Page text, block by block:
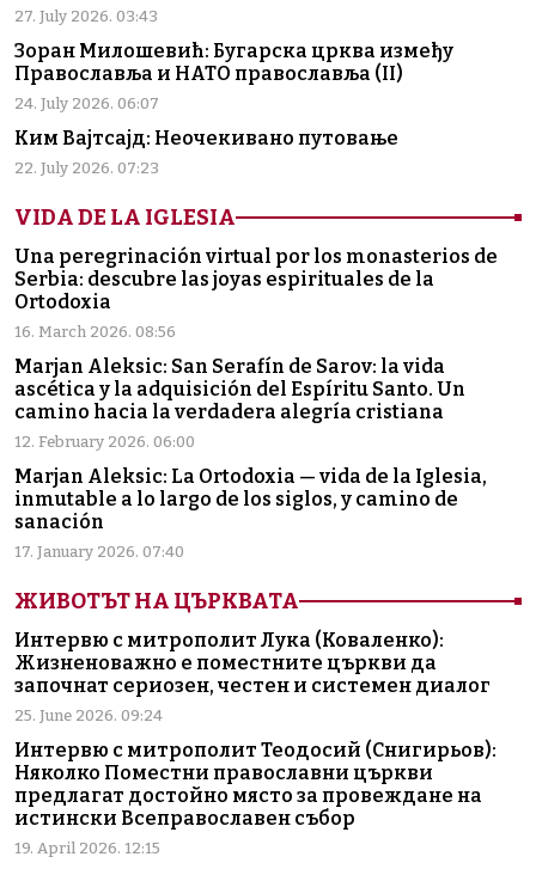
27. July 2026. 03:43
Зоран Милошевић: Бугарска црква између
Православља и НАТО православља (II)
24. July 2026. 06:07
Ким Вајтсајд: Неочекивано путовање
22. July 2026. 07:23
VIDA DE LA IGLESIA
Una peregrinación virtual por los monasterios de
Serbia: descubre las joyas espirituales de la
Ortodoxia
16. March 2026. 08:56
Marjan Aleksic: San Serafín de Sarov: la vida
ascética y la adquisición del Espíritu Santo. Un
camino hacia la verdadera alegría cristiana
12. February 2026. 06:00
Marjan Aleksic: La Ortodoxia — vida de la Iglesia,
inmutable a lo largo de los siglos, y camino de
sanación
17. January 2026. 07:40
ЖИВОТЪТ НА ЦЪРКВАТА
Интервю с митрополит Лука (Коваленко):
Жизненоважно е поместните църкви да
започнат сериозен, честен и системен диалог
25. June 2026. 09:24
Интервю с митрополит Теодосий (Снигирьов):
Няколко Поместни православни църкви
предлагат достойно място за провеждане на
истински Всеправославен събор
19. April 2026. 12:15